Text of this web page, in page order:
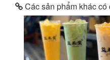
Các sản phẩm khác